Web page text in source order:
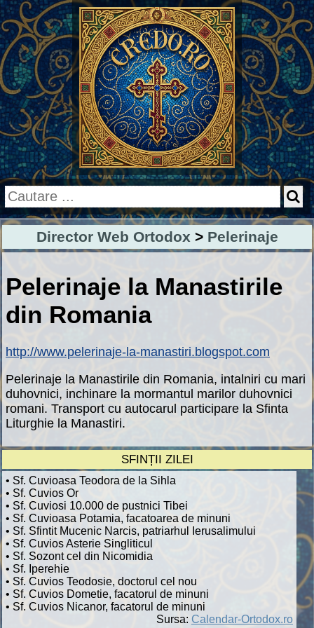
Director Web Ortodox > Pelerinaje
Pelerinaje la Manastirile
din Romania
http://www.pelerinaje-la-manastiri.blogspot.com
Pelerinaje la Manastirile din Romania, intalniri cu mari
duhovnici, inchinare la mormantul marilor duhovnici
romani. Transport cu autocarul participare la Sfinta
Liturghie la Manastiri.
SFINȚII ZILEI
• Sf. Cuvioasa Teodora de la Sihla
• Sf. Cuvios Or
• Sf. Cuviosi 10.000 de pustnici Tibei
• Sf. Cuvioasa Potamia, facatoarea de minuni
• Sf. Sfintit Mucenic Narcis, patriarhul Ierusalimului
• Sf. Cuvios Asterie Singliticul
• Sf. Sozont cel din Nicomidia
• Sf. Iperehie
• Sf. Cuvios Teodosie, doctorul cel nou
• Sf. Cuvios Dometie, facatorul de minuni
• Sf. Cuvios Nicanor, facatorul de minuni
Sursa: Calendar-Ortodox.ro